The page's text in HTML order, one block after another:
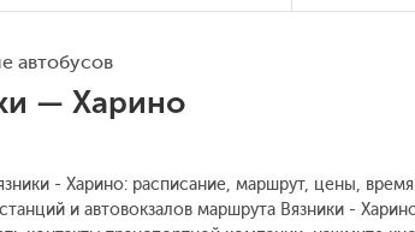
автобусов
— Харино
- Харино: расписание, маршрут, цены,
и автовокзалов маршрута Вязники -